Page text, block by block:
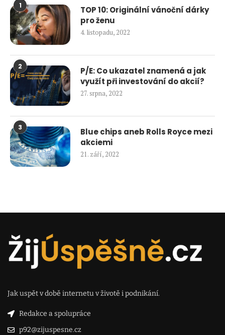
1
TOP 10: Originální vánoční dárky
pro ženu
4. listopadu, 2022
2
P/E: Co ukazatel znamená a jak
využít při investování do akcií?
27. srpna, 2022
3
Blue chips aneb Rolls Royce mezi
akciemi
21. září, 2022
Jak uspět v době internetu v životě i podnikání.
Redakce a spolupráce
p92@zijuspesne.cz